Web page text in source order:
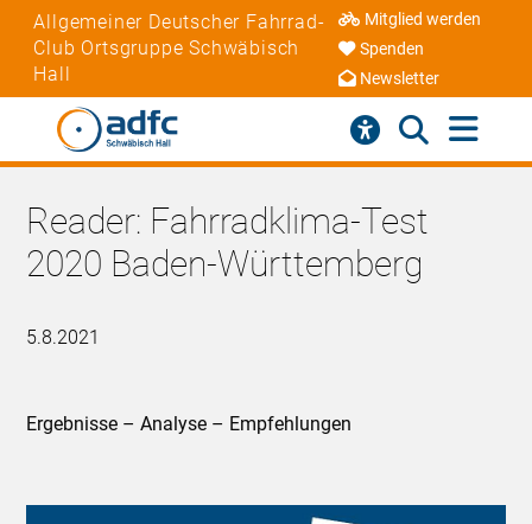
Allgemeiner Deutscher Fahrrad-
Club Ortsgruppe Schwäbisch
Hall
Mitglied werden
Spenden
Newsletter
Reader: Fahrradklima-Test
2020 Baden-Württemberg
5.8.2021
Ergebnisse – Analyse – Empfehlungen